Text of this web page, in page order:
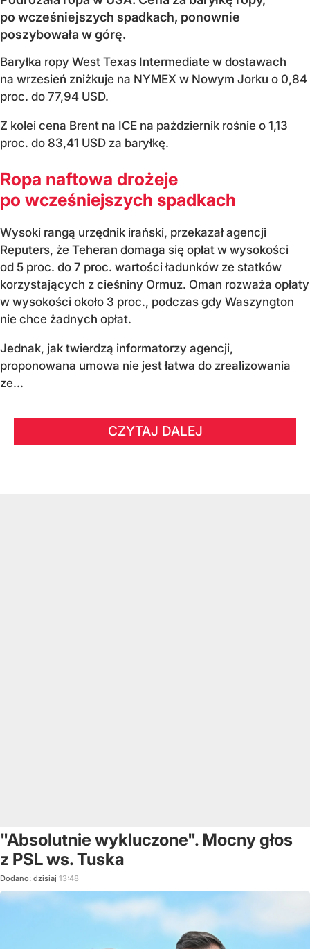
po wcześniejszych spadkach, ponownie
poszybowała w górę.
Baryłka ropy West Texas Intermediate w dostawach
na wrzesień zniżkuje na NYMEX w Nowym Jorku o 0,84
proc. do 77,94 USD.
Z kolei cena Brent na ICE na październik rośnie o 1,13
proc. do 83,41 USD za baryłkę.
Ropa naftowa drożeje
po wcześniejszych spadkach
Wysoki rangą urzędnik irański, przekazał agencji
Reputers, że Teheran domaga się opłat w wysokości
od 5 proc. do 7 proc. wartości ładunków ze statków
korzystających z cieśniny Ormuz. Oman rozważa opłaty
w wysokości około 3 proc., podczas gdy Waszyngton
nie chce żadnych opłat.
Jednak, jak twierdzą informatorzy agencji,
proponowana umowa nie jest łatwa do zrealizowania
ze...
CZYTAJ DALEJ
"Absolutnie wykluczone". Mocny głos
z PSL ws. Tuska
Dodano: dzisiaj 13:48